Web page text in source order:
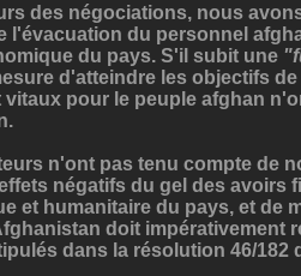
des négociations, nous
l'évacuation du personnel
du pays. S'il subit une
d'atteindre les objectifs
vitaux pour le peuple afghan
n'ont pas tenu compte de
négatifs du gel des avoirs
et humanitaire du pays, et de
doit impérativement
dans la résolution 46/182